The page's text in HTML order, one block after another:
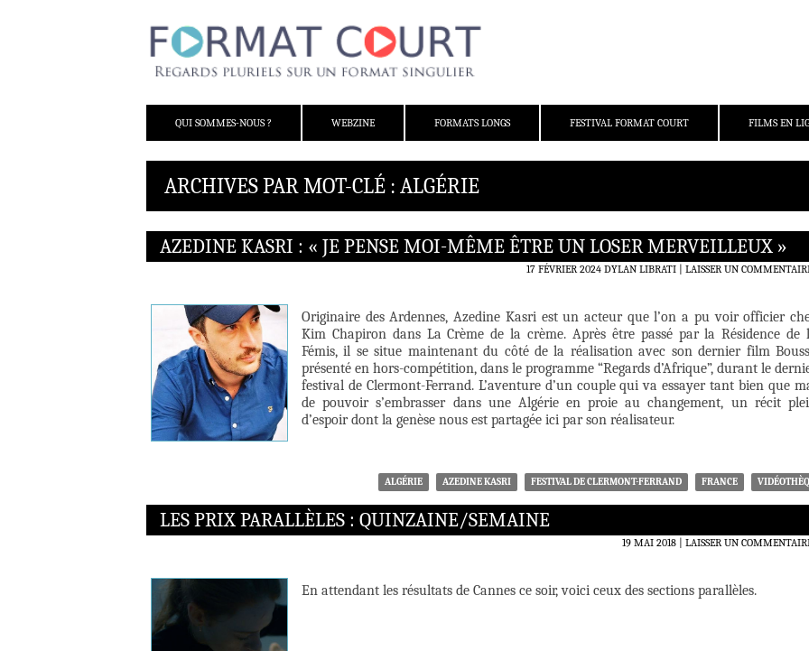
QUI SOMMES-NOUS ?
WEBZINE FORMATS LONGS FESTIVAL FORMAT COURT FILMS EN
ARCHIVES PAR MOT-CLÉ : ALGÉRIE
AZEDINE KASRI : « JE PENSE MOI-MÊME ÊTRE UN LOSER MERVEILLEUX »
17 FÉVRIER 2024 DYLAN LIBRATI LAISSER UN
Originaire des Ardennes, Azedine Kasri est un acteur que l’on a pu voir officier
Kim Chapiron dans La Crème de la crème. Après être passé par la Résidence de
Fémis, il se situe maintenant du côté de la réalisation avec son dernier film
présenté en hors-compétition, dans le programme “Regards d’Afrique”, durant le
festival de Clermont-Ferrand. L’aventure d’un couple qui va essayer tant bien que
de pouvoir s’embrasser dans une Algérie en proie au changement, un récit
d’espoir dont la genèse nous est partagée ici par son réalisateur.
ALGÉRIE AZEDINE KASRI FESTIVAL DE CLERMONT-FERRAND FRANCE
LES PRIX PARALLÈLES : QUINZAINE/SEMAINE
19 MAI 2018 LAISSER UN
En attendant les résultats de Cannes ce soir, voici ceux des sections parallèles.